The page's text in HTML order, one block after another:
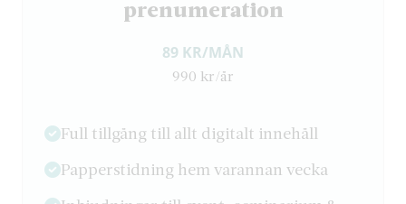
prenumeration
89 KR/MÅN
990 kr/år
Full tillgång till allt digitalt innehåll
Papperstidning hem varannan vecka